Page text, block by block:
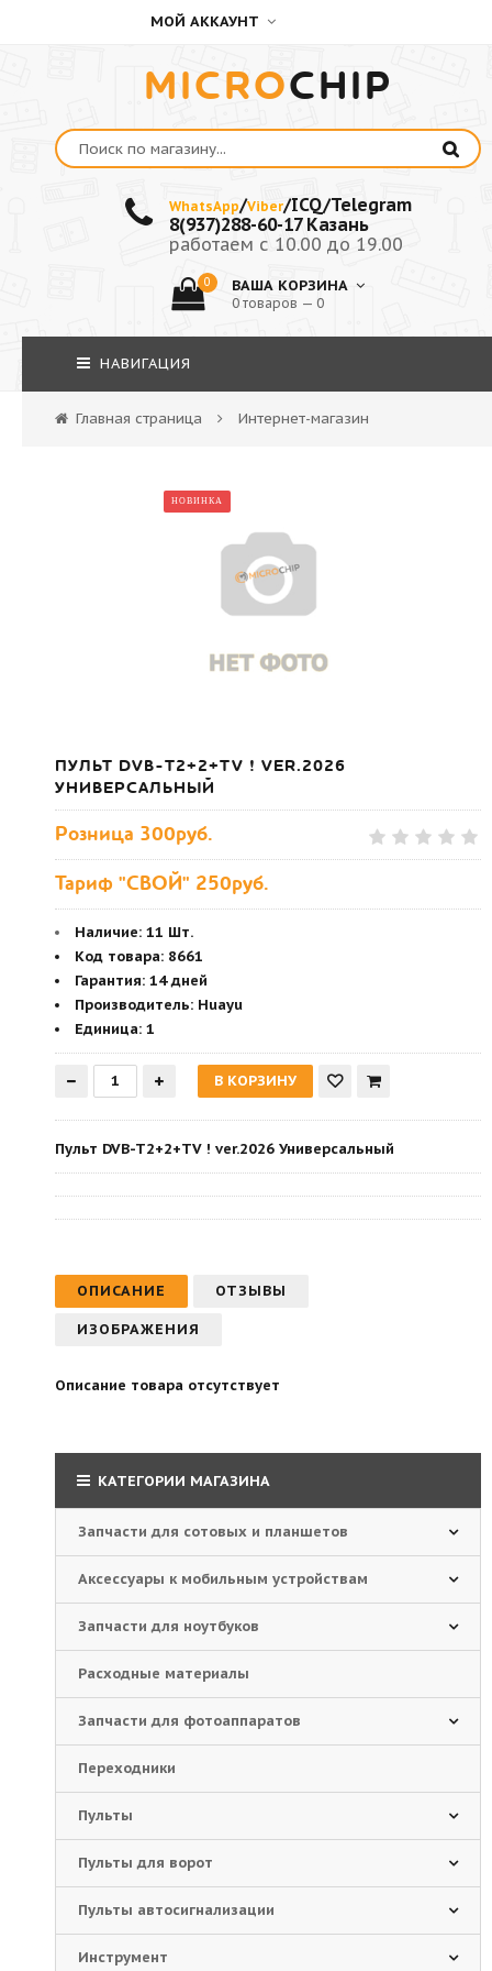
МОЙ АККАУНТ
MICROCHIP
WhatsApp/Viber/ICQ/Telegram
8(937)288-60-17 Казань
работаем с 10.00 до 19.00
0 ВАША КОРЗИНА
0 товаров — 0
НАВИГАЦИЯ
Главная страница Интернет-магазин
НОВИНКА
ПУЛЬТ DVB-T2+2+TV ! VER.2026
УНИВЕРСАЛЬНЫЙ
Розница 300руб.
Тариф "СВОЙ" 250руб.
Наличие: 11 Шт.
Код товара: 8661
Гарантия: 14 дней
Производитель: Huayu
Единица: 1
Пульт DVB-T2+2+TV ! ver.2026 Универсальный
ОПИСАНИЕ ОТЗЫВЫ
ИЗОБРАЖЕНИЯ
Описание товара отсутствует
КАТЕГОРИИ МАГАЗИНА
Запчасти для сотовых и планшетов
Аксессуары к мобильным устройствам
Запчасти для ноутбуков
Расходные материалы
Запчасти для фотоаппаратов
Переходники
Пульты
Пульты для ворот
Пульты автосигнализации
Инструмент